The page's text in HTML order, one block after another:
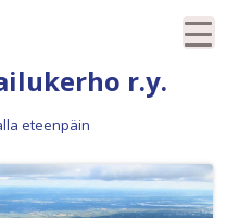
r.y.
eteenpäin